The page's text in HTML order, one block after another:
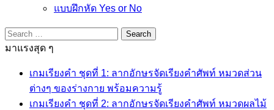
แบบฝึกหัด Yes or No
Search
for:
มาแรงสุด ๆ
เกมเรียงคำ ชุดที่ 1: ลากอักษรจัดเรียงคำศัพท์ หมวดส่วน
ต่างๆ ของร่างกาย พร้อมความรู้
เกมเรียงคำ ชุดที่ 2: ลากอักษรจัดเรียงคำศัพท์ หมวดผลไม้